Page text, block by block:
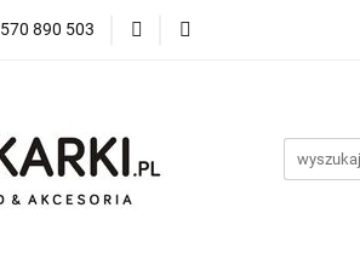
570 890 503
Blog Bestsellery